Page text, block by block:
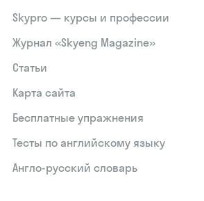
Skypro — курсы и профессии
Журнал «Skyeng Magazine»
Статьи
Карта сайта
Бесплатные упражнения
Тесты по английскому языку
Англо-русский словарь